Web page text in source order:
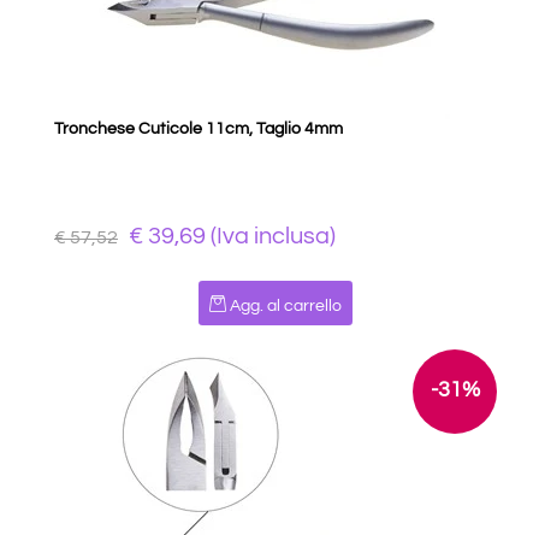
Tronchese Cuticole 11cm, Taglio 4mm
€ 57,52 € 39,69 (Iva inclusa)
Quantità
Agg. al carrello
-31%